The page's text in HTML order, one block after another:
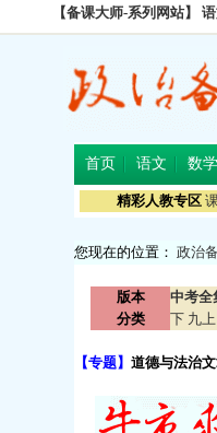
【备课大师-系列网站】
首页 语文 数学
精彩人教专区
您现在的位置： 政治
版本
分类
中考全
下 九上
【专题】 道德与法治